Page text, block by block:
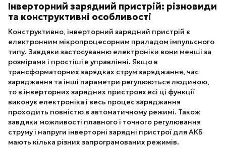
Інверторний зарядний пристрій: різновиди
та конструктивні особливості
Конструктивно, інверторний зарядний пристрій є
електронним мікропроцесорним приладом імпульсного
типу. Завдяки застосуванню електроніки вони менші за
розмірами і простіші в управлінні. Якщо в
трансформаторних зарядках струм заряджання, час
заряджання та інші параметри регулюються людиною,
то в інверторних зарядних пристроях всі ці функції
виконує електроніка і весь процес заряджання
проходить повністю в автоматичному режимі. Також
завдяки можливості плавного і точного регулювання
струму і напруги інверторні зарядні пристрої для АКБ
мають кілька різних запрограмованих режимів.